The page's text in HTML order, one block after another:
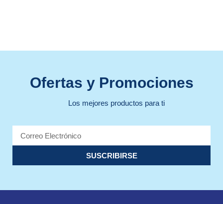
Ofertas y Promociones
Los mejores productos para ti
SUSCRIBIRSE